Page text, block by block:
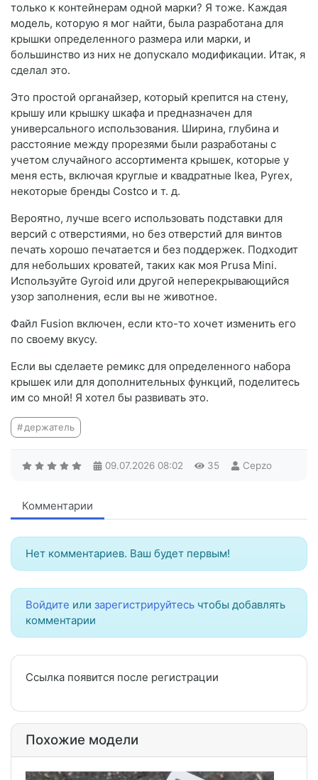
только к контейнерам одной марки? Я тоже. Каждая
модель, которую я мог найти, была разработана для
крышки определенного размера или марки, и
большинство из них не допускало модификации. Итак, я
сделал это.
Это простой органайзер, который крепится на стену,
крышу или крышку шкафа и предназначен для
универсального использования. Ширина, глубина и
расстояние между прорезями были разработаны с
учетом случайного ассортимента крышек, которые у
меня есть, включая круглые и квадратные Ikea, Pyrex,
некоторые бренды Costco и т. д.
Вероятно, лучше всего использовать подставки для
версий с отверстиями, но без отверстий для винтов
печать хорошо печатается и без поддержек. Подходит
для небольших кроватей, таких как моя Prusa Mini.
Используйте Gyroid или другой неперекрывающийся
узор заполнения, если вы не животное.
Файл Fusion включен, если кто-то хочет изменить его
по своему вкусу.
Если вы сделаете ремикс для определенного набора
крышек или для дополнительных функций, поделитесь
им со мной! Я хотел бы развивать это.
держатель
09.07.2026 08:02 35 Cepzo
Комментарии
Нет комментариев. Ваш будет первым!
Войдите или зарегистрируйтесь чтобы добавлять
комментарии
Ссылка появится после регистрации
Похожие модели